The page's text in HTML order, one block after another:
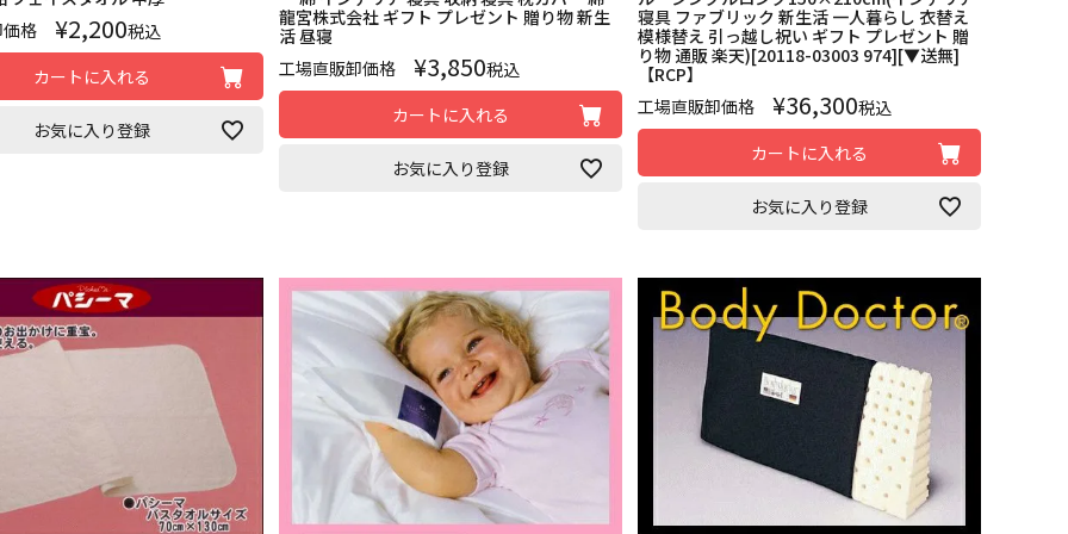
格
¥2,200税込
カートに入れる
お気に入り登録
龍宮株式会社 ギフト プレゼント 贈り物 新生
活 昼寝
工場直販卸価格
¥3,850税込
カートに入れる
お気に入り登録
寝具 ファブリック 新生活 一人暮らし 衣替え
模様替え 引っ越し祝い ギフト プレゼント 贈
り物 通販 楽天)[20118-03003 974][▼送無]
【RCP】
工場直販卸価格
¥36,300税込
カートに入れる
お気に入り登録